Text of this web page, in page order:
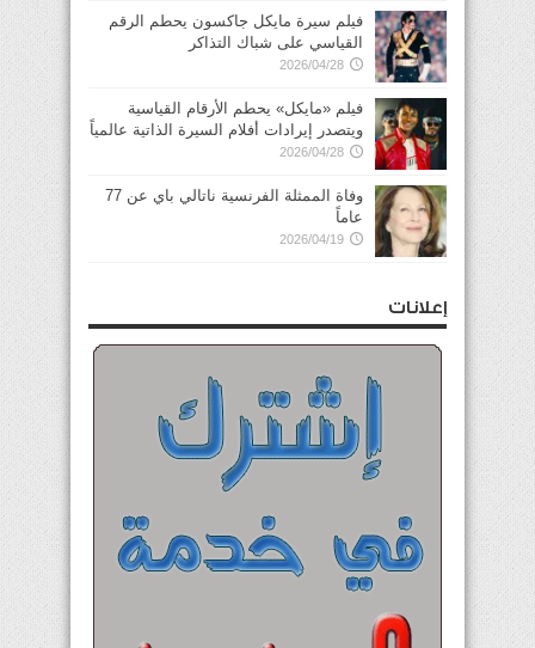
فيلم سيرة مايكل جاكسون يحطم الرقم
القياسي على شباك التذاكر
2026/04/28
فيلم «مايكل» يحطم الأرقام القياسية
ويتصدر إيرادات أفلام السيرة الذاتية عالمياً
2026/04/28
وفاة الممثلة الفرنسية ناتالي باي عن 77
عاماً
2026/04/19
إعلانات